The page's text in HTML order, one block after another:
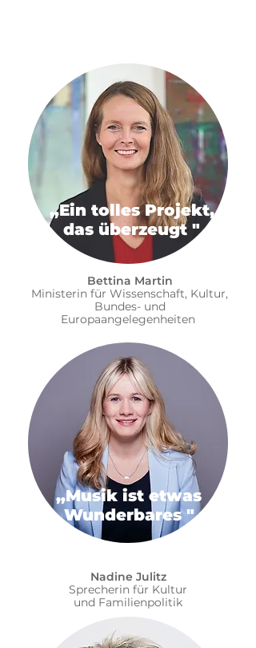
„Ein tolles Projekt,
das überzeugt "
Bettina Martin
Ministerin für Wissenschaft, Kultur,
Bundes- und
Europaangelegenheiten
„Musik ist etwas
Wunderbares "
Nadine Julitz
Sprecherin für Kultur
und Familienpolitik